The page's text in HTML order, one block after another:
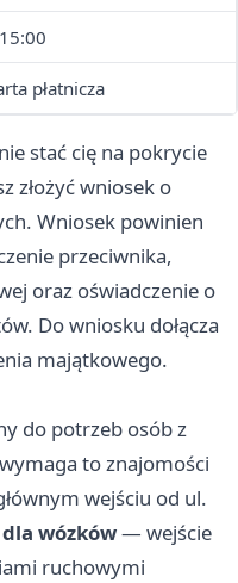
płatnicza
stać cię na pokrycie
złożyć wniosek o
Wniosek powinien
przeciwnika,
oraz oświadczenie o
Do wniosku dołącza
majątkowego.
do potrzeb osób z
to znajomości
wejściu od ul.
wózków— wejście
ruchowymi